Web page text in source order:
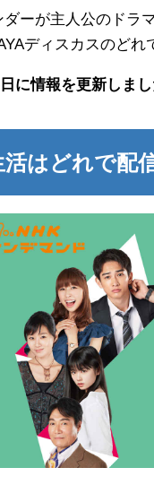
ダーが主人公のドラ
ディスカスのどれ
に情報を更新しま
はどれで配